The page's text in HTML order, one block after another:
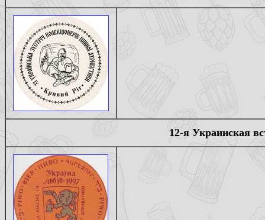
12-я Украинская